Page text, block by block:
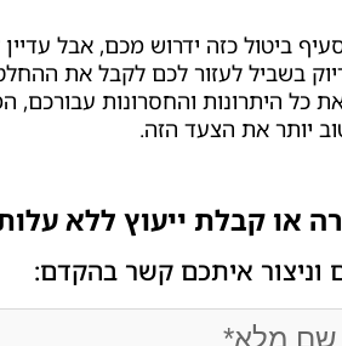
ביטול כזה ידרוש מכם, אבל
בשביל לעזור לכם לקבל את
כל היתרונות והחסרונות עבורכם,
יותר את הצעד הזה.
או קבלת ייעוץ ללא
וניצור איתכם קשר בהקדם: